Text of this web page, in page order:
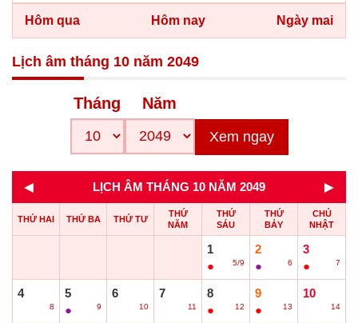
Hôm qua Hôm nay Ngày mai
Lịch âm tháng 10 năm 2049
Tháng Năm
Xem ngay
◄ LỊCH ÂM THÁNG 10 NĂM 2049 ►
THỨ HAI THỨ BA THỨ TƯ
THỨ
NĂM
THỨ
SÁU
THỨ
BẢY
CHỦ
NHẬT
1
●
5/9
2
●
6
3
●
7
4
8
5
●
9
6
10
7
11
8
●
12
9
●
13
10
14